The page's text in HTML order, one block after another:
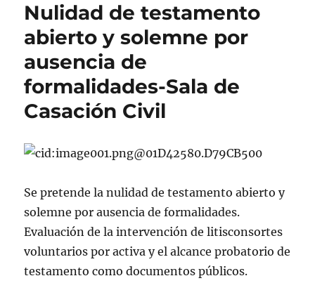
Nulidad de testamento
abierto y solemne por
ausencia de
formalidades-Sala de
Casación Civil
Se pretende la nulidad de testamento abierto y
solemne por ausencia de formalidades.
Evaluación de la intervención de litisconsortes
voluntarios por activa y el alcance probatorio de
testamento como documentos públicos.